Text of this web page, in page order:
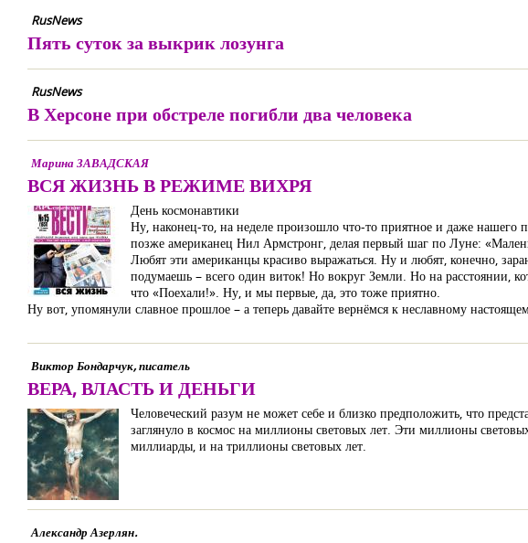
RusNews
Пять суток за выкрик лозунга
RusNews
В Херсоне при обстреле погибли два человека
Марина ЗАВАДСКАЯ
ВСЯ ЖИЗНЬ В РЕЖИМЕ ВИХРЯ
День космонавтики
Ну, наконец-то, на неделе произошло что-то приятное и даже нашего
позже американец Нил Армстронг, делая первый шаг по Луне:
Любят эти американцы красиво выражаться. Ну и любят, конечно,
подумаешь – всего один виток! Но вокруг Земли. Но на расстоянии,
что «Поехали!». Ну, и мы первые, да, это тоже приятно.
Ну вот, упомянули славное прошлое – а теперь давайте вернёмся к неславному
Виктор Бондарчук, писатель
ВЕРА, ВЛАСТЬ И ДЕНЬГИ
Человеческий разум не может себе и близко предположить, что
заглянуло в космос на миллионы световых лет. Эти миллионы
миллиарды, и на триллионы световых лет.
Александр Азерлян.